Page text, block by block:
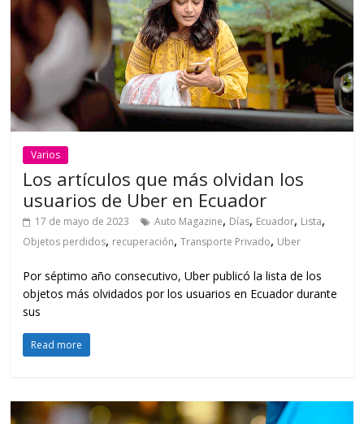
Varios
Los artículos que más olvidan los
usuarios de Uber en Ecuador
17 de mayo de 2023 Auto Magazine, Días, Ecuador, Lista,
Objetos perdidos, recuperación,Transporte Privado, Uber
Por séptimo año consecutivo, Uber publicó la lista de los
objetos más olvidados por los usuarios en Ecuador durante
sus
Read more